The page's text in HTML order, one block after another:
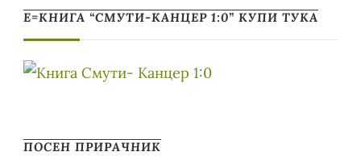
Е=КНИГА “СМУТИ-КАНЦЕР 1:0” КУПИ ТУКА
ПОСЕН ПРИРАЧНИК